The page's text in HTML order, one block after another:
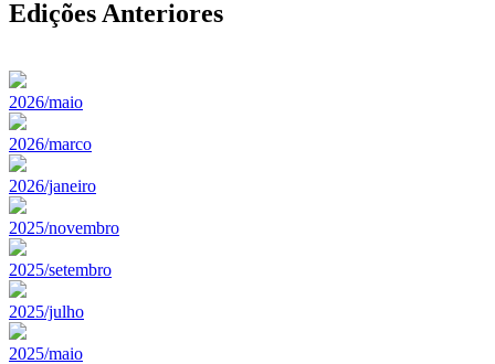
Edições Anteriores
2026/maio
2026/marco
2026/janeiro
2025/novembro
2025/setembro
2025/julho
2025/maio